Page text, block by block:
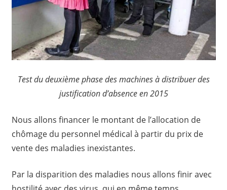
Test du deuxième phase des machines à distribuer des
justification d’absence en 2015
Nous allons financer le montant de l’allocation de
chômage du personnel médical à partir du prix de
vente des maladies inexistantes.
Par la disparition des maladies nous allons finir avec